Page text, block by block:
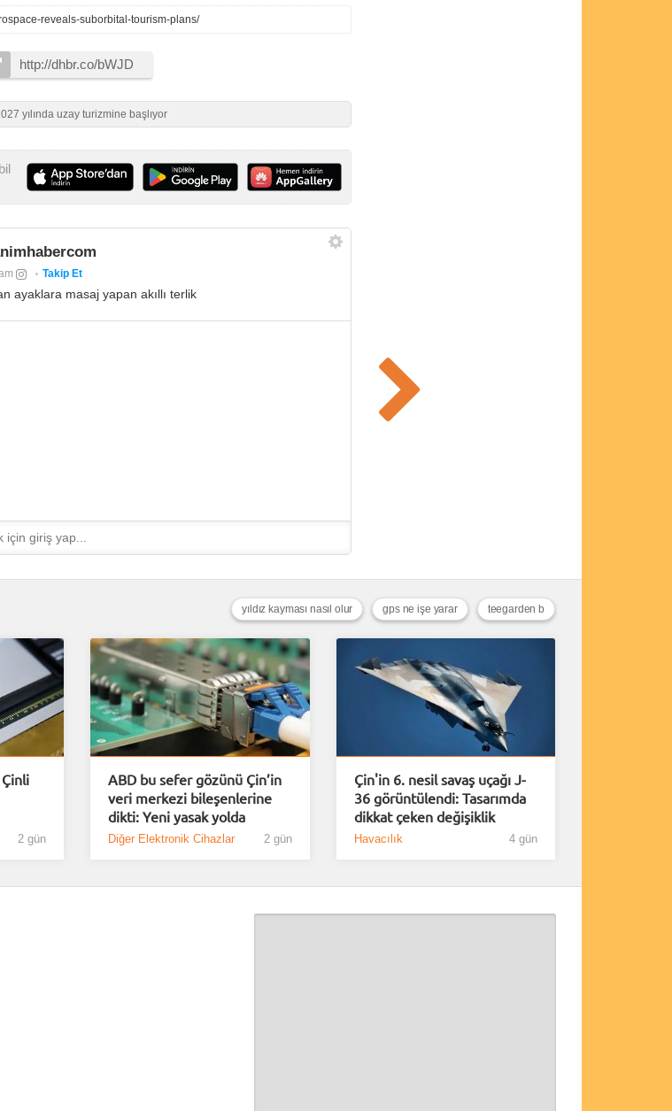
reveals-suborbital-tourism-plans/
yılında uzay turizmine başlıyor
Takip Et
ayaklara masaj yapan akıllı terlik
teegarden b
gps ne işe yarar
yıldız kayması nasıl olur
2 gün
ABD bu sefer gözünü Çin’in
veri merkezi bileşenlerine
dikti: Yeni yasak yolda
Diğer Elektronik Cihazlar 2 gün
Çin'in 6. nesil savaş uçağı J-
36 görüntülendi: Tasarımda
dikkat çeken değişiklik
Havacılık 4 gün